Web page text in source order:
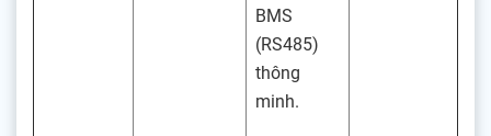
BMS
(RS485)
thông
minh.